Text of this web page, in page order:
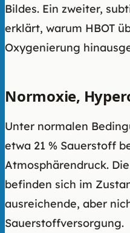
Bildes. Ein zweiter,
erklärt, warum HBOT
Oxygenierung
Normoxie,
Unter normalen
etwa 21 % Sauerstoff
Atmosphärendruck.
befinden sich im
ausreichende, aber
Sauerstoffversorgung.